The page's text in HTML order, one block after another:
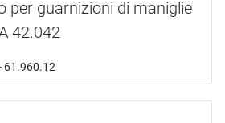
per guarnizioni di maniglie
42.042
61.960.12